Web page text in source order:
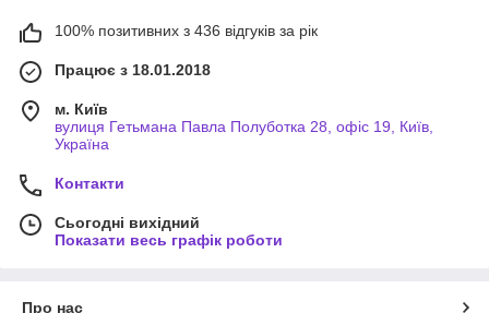
100% позитивних з 436 відгуків за рік
Працює з 18.01.2018
м. Київ
вулиця Гетьмана Павла Полуботка 28, офіс 19, Київ,
Україна
Контакти
Сьогодні вихідний
Показати весь графік роботи
Про нас